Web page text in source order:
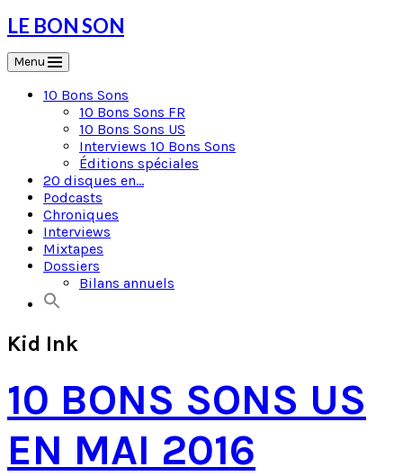
Skip
to
content
LE BON SON
Menu
10 Bons Sons
10 Bons Sons FR
10 Bons Sons US
Interviews 10 Bons Sons
Éditions spéciales
20 disques en…
Podcasts
Chroniques
Interviews
Mixtapes
Dossiers
Bilans annuels
Kid Ink
10 BONS SONS US
EN MAI 2016